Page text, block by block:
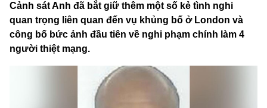
Cảnh sát Anh đã bắt giữ thêm một số kẻ tình nghi
quan trọng liên quan đến vụ khủng bố ở London và
công bố bức ảnh đầu tiên về nghi phạm chính làm 4
người thiệt mạng.